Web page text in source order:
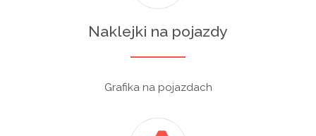
Naklejki na pojazdy
Grafika na pojazdach